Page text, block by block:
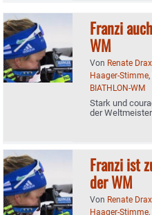
Franzi
WM
Von Renate Drax
Haager-Stimme,
BIATHLON-WM
Stark und
der
Franzi ist
der WM
Von Renate Drax
Haager-Stimme,